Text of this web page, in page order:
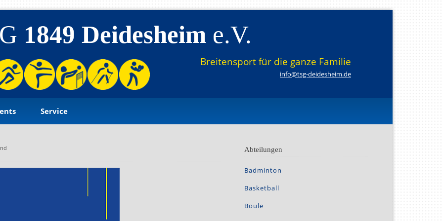
Breitensport für die ganze Familie
info@tsg-deidesheim.de
1849 Deidesheim e.V.
Service
Abteilungen
Navigation
Badminton
Basketball
Boule